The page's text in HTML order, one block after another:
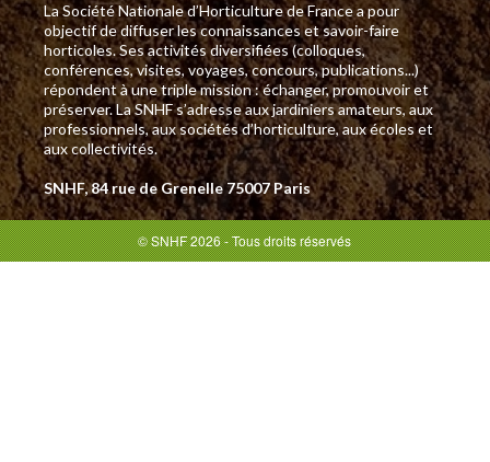
La Société Nationale d’Horticulture de France a pour
objectif de diffuser les connaissances et savoir-faire
horticoles. Ses activités diversifiées (colloques,
conférences, visites, voyages, concours, publications...)
répondent à une triple mission : échanger, promouvoir et
préserver. La SNHF s’adresse aux jardiniers amateurs, aux
professionnels, aux sociétés d’horticulture, aux écoles et
aux collectivités.
SNHF, 84 rue de Grenelle 75007 Paris
© SNHF 2026 - Tous droits réservés